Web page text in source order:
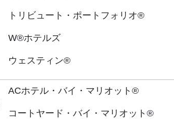
トリビュート・ポートフォリオ®
W®ホテルズ
ウェスティン®
ACホテル・バイ・マリオット®
コートヤード・バイ・マリオット®